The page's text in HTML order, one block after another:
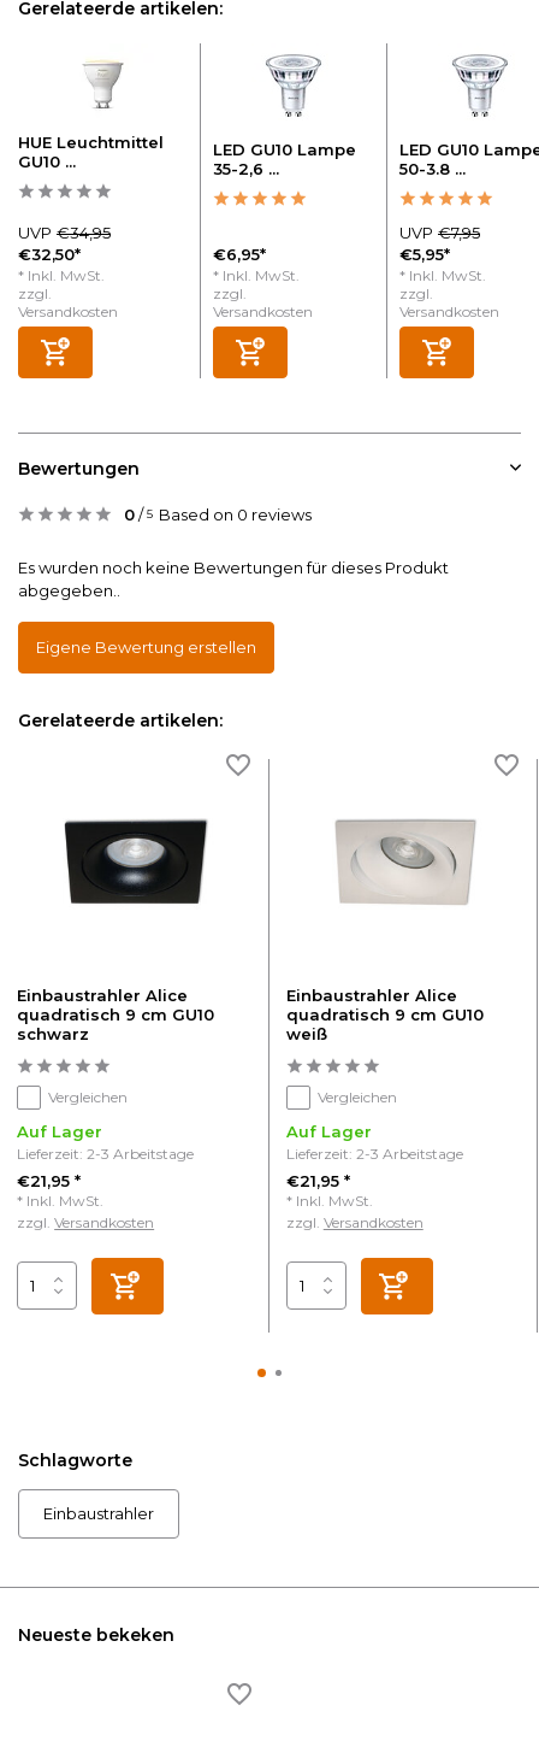
Gerelateerde artikelen:
HUE Leuchtmittel
GU10 ...
UVP €34,95
€32,50*
* Inkl. MwSt.
zzgl.
Versandkosten
LED GU10 Lampe
35-2,6 ...
€6,95*
* Inkl. MwSt.
zzgl.
Versandkosten
LED GU10
50-3.8 ...
UVP €7,95
€5,95*
* Inkl. MwSt.
zzgl.
Versandkosten
Bewertungen
0/5 Based on 0 reviews
Es wurden noch keine Bewertungen für dieses Produkt
abgegeben..
Eigene Bewertung erstellen
Gerelateerde artikelen:
Einbaustrahler Alice
quadratisch 9 cm GU10
schwarz
Vergleichen
Auf Lager
Lieferzeit: 2-3 Arbeitstage
€21,95 *
* Inkl. MwSt.
zzgl.Versandkosten
Einbaustrahler Alice
quadratisch 9 cm GU10
weiß
Vergleichen
Auf Lager
Lieferzeit: 2-3 Arbeitstage
€21,95 *
* Inkl. MwSt.
zzgl. Versandkosten
Schlagworte
Einbaustrahler
Neueste bekeken